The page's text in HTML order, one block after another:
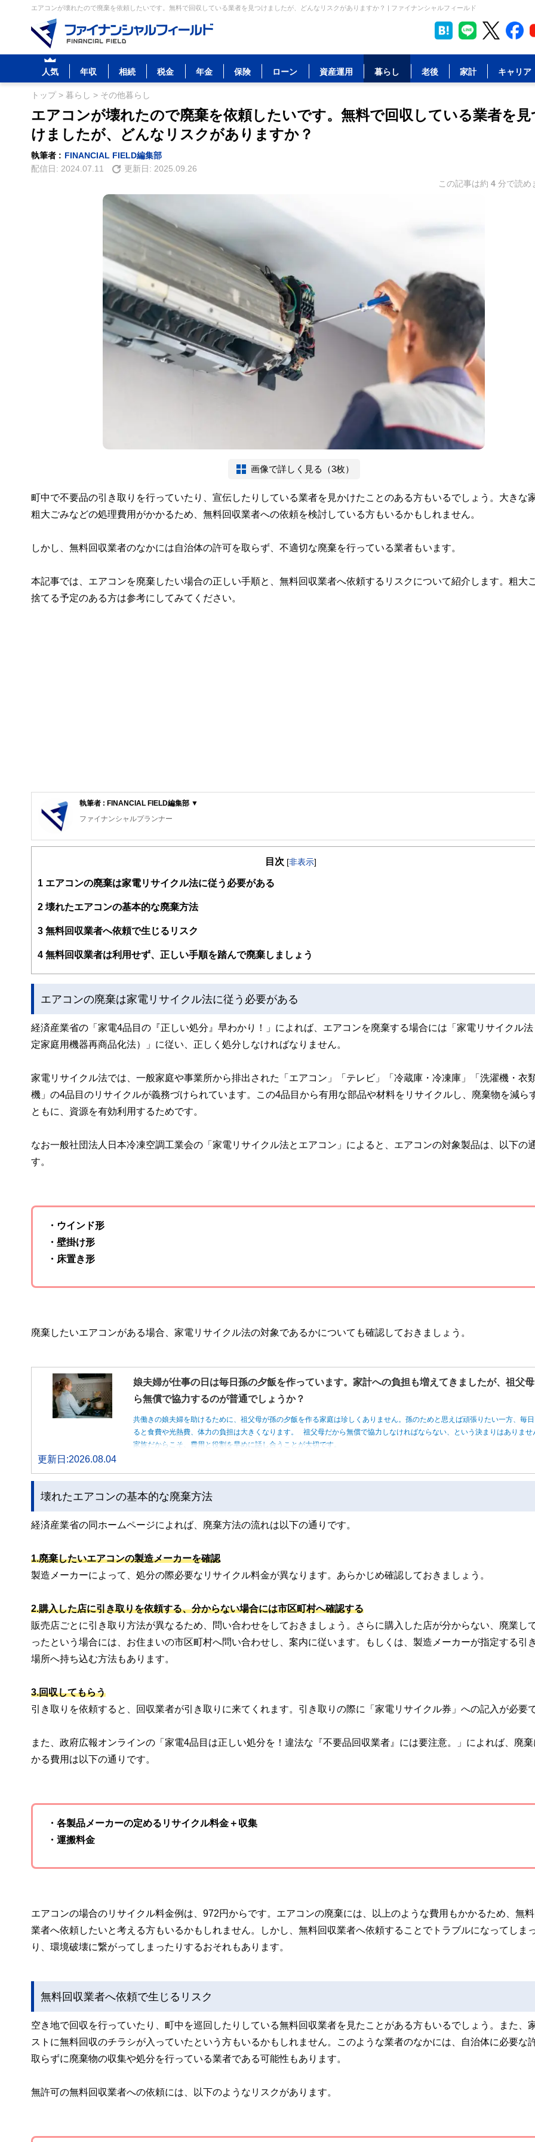
エアコンが壊れたので廃棄を依頼したいです。無料で回収している業者を見つけましたが、どんなリスクがありますか？ | ファイナンシャルフィールド
人気 年収 相続 税金 年金 保険 ローン 資産運用 暮らし 老後 家計 キャリア
トップ> 暮らし > その他暮らし
エアコンが壊れたので廃棄を依頼したいです。無料で回収している業者を見
けましたが、どんなリスクがありますか？
執筆者 : FINANCIAL FIELD編集部
配信日: 2024.07.11 更新日: 2025.09.26
この記事は約 4 分で読め
画像で詳しく見る（3枚）
町中で不要品の引き取りを行っていたり、宣伝したりしている業者を見かけたことのある方もいるでしょう。大きな
粗大ごみなどの処理費用がかかるため、無料回収業者への依頼を検討している方もいるかもしれません。
しかし、無料回収業者のなかには自治体の許可を取らず、不適切な廃棄を行っている業者もいます。
本記事では、エアコンを廃棄したい場合の正しい手順と、無料回収業者へ依頼するリスクについて紹介します。粗大
捨てる予定のある方は参考にしてみてください。
執筆者 : FINANCIAL FIELD編集部 ▼
ファイナンシャルプランナー
FinancialField編集部は、金融、経済に関する記事を、日々の暮らしにどのような影響を与えるかという視点で、お金の知識がない方でも理解
案から記事掲載まですべての工程に関わることで、読者目線のコンテンツを追求しています。
FinancialFieldの特徴は、ファイナンシャルプランナー、弁護士、税理士、宅地建物取引士、相続診断士、住宅ローンアドバイザー、DCプラン
ー、公認会計士、社会保険労務士、行政書士、投資アナリスト、キャリアコンサルタントなど150名以上の有資格者を執筆者・監修者として迎
と、読み応えのあるコンテンツと確かな情報発信を実現しています。
私たちは、快適でより良い生活のアイデアを提供するお金のコンシェルジュを目指します。
目次 [非表示]
1 エアコンの廃棄は家電リサイクル法に従う必要がある
2 壊れたエアコンの基本的な廃棄方法
3 無料回収業者へ依頼で生じるリスク
4 無料回収業者は利用せず、正しい手順を踏んで廃棄しましょう
エアコンの廃棄は家電リサイクル法に従う必要がある
経済産業省の「家電4品目の『正しい処分』早わかり！」によれば、エアコンを廃棄する場合には「家電リサイクル法
定家庭用機器再商品化法）」に従い、正しく処分しなければなりません。
家電リサイクル法では、一般家庭や事業所から排出された「エアコン」「テレビ」「冷蔵庫・冷凍庫」「洗濯機・衣
機」の4品目のリサイクルが義務づけられています。この4品目から有用な部品や材料をリサイクルし、廃棄物を減ら
ともに、資源を有効利用するためです。
なお一般社団法人日本冷凍空調工業会の「家電リサイクル法とエアコン」によると、エアコンの対象製品は、以下の
す。
・ウインド形
・壁掛け形
・床置き形
廃棄したいエアコンがある場合、家電リサイクル法の対象であるかについても確認しておきましょう。
娘夫婦が仕事の日は毎日孫の夕飯を作っています。家計への負担も増えてきましたが、祖父
ら無償で協力するのが普通でしょうか？
共働きの娘夫婦を助けるために、祖父母が孫の夕飯を作る家庭は珍しくありません。孫のためと思えば頑張りたい一方、毎日
ると食費や光熱費、体力の負担は大きくなります。 祖父母だから無償で協力しなければならない、という決まりはありませ
家族だからこそ、費用と役割を早めに話し合うことが大切です。
更新日:2026.08.04
壊れたエアコンの基本的な廃棄方法
経済産業省の同ホームページによれば、廃棄方法の流れは以下の通りです。
1.廃棄したいエアコンの製造メーカーを確認
製造メーカーによって、処分の際必要なリサイクル料金が異なります。あらかじめ確認しておきましょう。
2.購入した店に引き取りを依頼する、分からない場合には市区町村へ確認する
販売店ごとに引き取り方法が異なるため、問い合わせをしておきましょう。さらに購入した店が分からない、廃業し
ったという場合には、お住まいの市区町村へ問い合わせし、案内に従います。もしくは、製造メーカーが指定する引
場所へ持ち込む方法もあります。
3.回収してもらう
引き取りを依頼すると、回収業者が引き取りに来てくれます。引き取りの際に「家電リサイクル券」への記入が必要で
また、政府広報オンラインの「家電4品目は正しい処分を！違法な『不要品回収業者』には要注意。」によれば、廃
かる費用は以下の通りです。
・各製品メーカーの定めるリサイクル料金＋収集
・運搬料金
エアコンの場合のリサイクル料金例は、972円からです。エアコンの廃棄には、以上のような費用もかかるため、無
業者へ依頼したいと考える方もいるかもしれません。しかし、無料回収業者へ依頼することでトラブルになってしま
り、環境破壊に繋がってしまったりするおそれもあります。
無料回収業者へ依頼で生じるリスク
空き地で回収を行っていたり、町中を巡回したりしている無料回収業者を見たことがある方もいるでしょう。また、
ストに無料回収のチラシが入っていたという方もいるかもしれません。このような業者のなかには、自治体に必要な
取らずに廃棄物の収集や処分を行っている業者である可能性もあります。
無許可の無料回収業者への依頼には、以下のようなリスクがあります。